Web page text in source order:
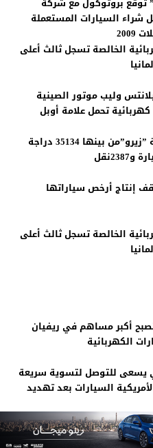
توقع بروتوكول مع شركة
شراء السيارات المستعملة
الخالصة تسجل ثالث أعلى
وليب موتور الصينية
تحمل علامة أوبل
بيع 62686 مركبة ”زيرو”من بينها 35134 دراجة
إنتاج أرخص سياراتها
الخالصة تسجل ثالث أعلى
أكبر مساهم في ريفيان
الكهربائية
يسعى للتوصل لتسوية سريعة
السيارات بعد تهديد